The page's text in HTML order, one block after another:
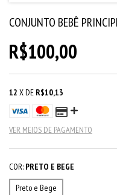
CONJUNTO BEBÊ
R$100,00
12 X DE R$10,13
VER MEIOS DE PAGAMENTO
COR: PRETO E BEGE
Preto e Bege